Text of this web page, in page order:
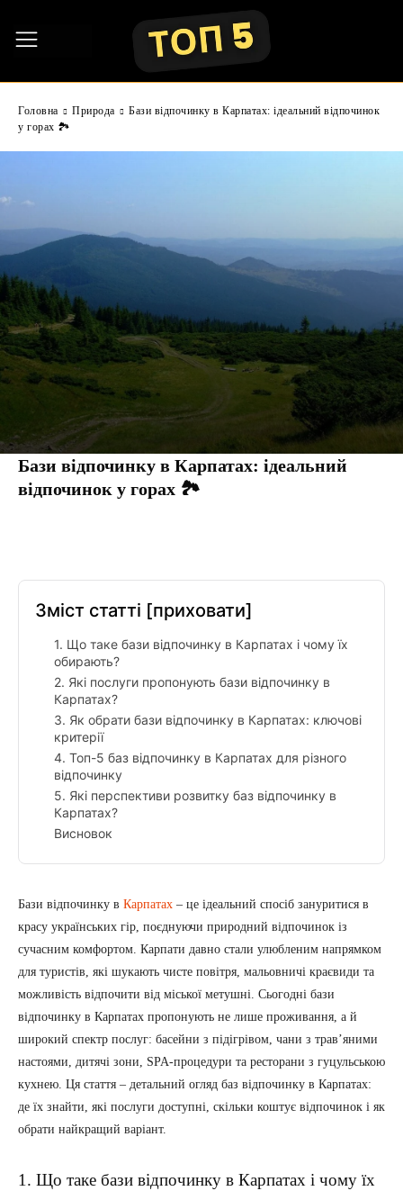
Головна Природа
Бази відпочинку в Карпатах: ідеальний відпочинок
у горах 🏞️
Бази відпочинку в Карпатах: ідеальний
відпочинок у горах 🏞️
Зміст статті [приховати]
1. Що таке бази відпочинку в Карпатах і чому їх
обирають?
2. Які послуги пропонують бази відпочинку в
Карпатах?
3. Як обрати бази відпочинку в Карпатах: ключові
критерії
4. Топ-5 баз відпочинку в Карпатах для різного
відпочинку
5. Які перспективи розвитку баз відпочинку в
Карпатах?
Висновок
Бази відпочинку в Карпатах – це ідеальний спосіб зануритися в
красу українських гір, поєднуючи природний відпочинок із
сучасним комфортом. Карпати давно стали улюбленим напрямком
для туристів, які шукають чисте повітря, мальовничі краєвиди та
можливість відпочити від міської метушні. Сьогодні бази
відпочинку в Карпатах пропонують не лише проживання, а й
широкий спектр послуг: басейни з підігрівом, чани з трав’яними
настоями, дитячі зони, SPA-процедури та ресторани з гуцульською
кухнею. Ця стаття – детальний огляд баз відпочинку в Карпатах:
де їх знайти, які послуги доступні, скільки коштує відпочинок і як
обрати найкращий варіант.
1. Що таке бази відпочинку в Карпатах і чому їх